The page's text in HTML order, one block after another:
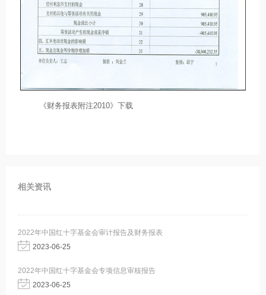
《财务报表附注2010》下载
相关资讯
2022年中国红十字基金会审计报告及财务报表
2023-06-25
2022年中国红十字基金会专项信息审核报告
2023-06-25